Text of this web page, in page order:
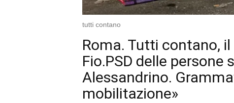
tutti contano
Roma. Tutti contano,
Fio.PSD delle persone
Alessandrino.
mobilitazione»